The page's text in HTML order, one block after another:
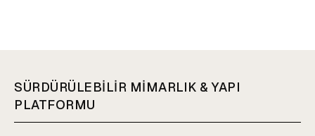
SÜRDÜRÜLEBİLİR MİMARLIK & YAPI
PLATFORMU